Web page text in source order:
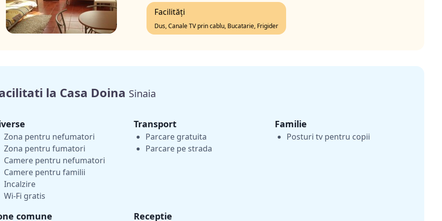
Facilități
Dus, Canale TV prin cablu, Bucatarie, Frigider
la Casa Doina Sinaia
Zona pentru nefumatori
Zona pentru fumatori
Camere pentru nefumatori
Camere pentru familii
Incalzire
Wi-Fi gratis
Transport
Parcare gratuita
Parcare pe strada
Familie
Posturi tv pentru copii
comune Receptie